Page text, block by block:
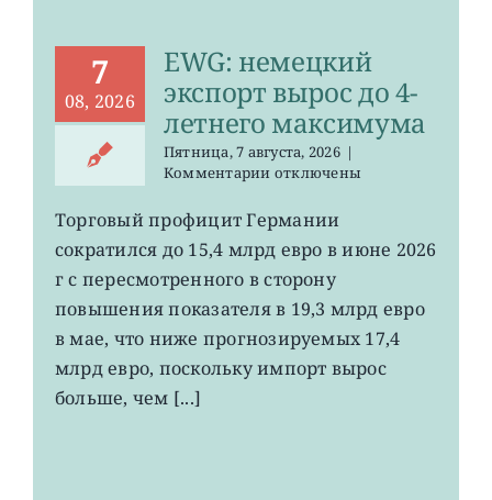
7
08, 2026
EWG: немецкий
экспорт вырос до 4-
летнего максимума
Пятница, 7 августа, 2026 |
Комментариик
EWG:
немецкий
экспорт
вырос
4-
летнего
отключены
Торговый профицит Германии
сократился до 15,4 млрд евро в июне 2026
г с пересмотренного в сторону
повышения показателя в 19,3 млрд евро
в мае, что ниже прогнозируемых 17,4
млрд евро, поскольку импорт вырос
больше, чем [...]